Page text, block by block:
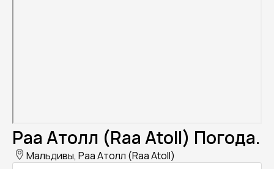
Раа Атолл (Raa Atoll) Погода.
Мальдивы, Раа Атолл (Raa Atoll)